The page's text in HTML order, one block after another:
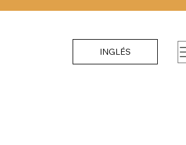
INGLÉS